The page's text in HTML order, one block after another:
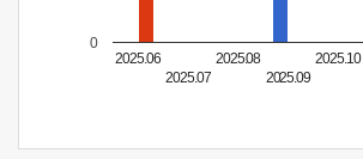
2025.06
2025.07
2025.08
2025.09
2025.10
0